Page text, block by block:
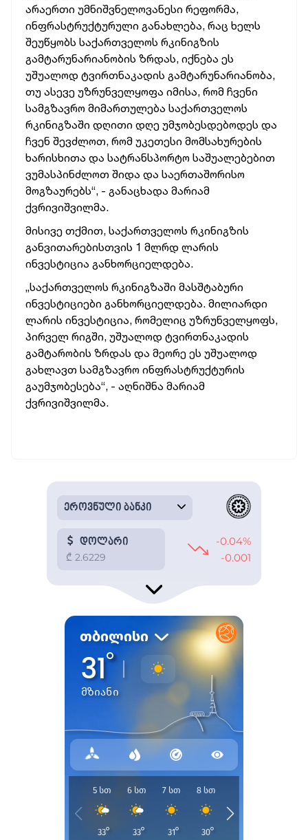
არაერთი უმნიშვნელოვანესი რეფორმა,
ინფრასტრუქტურული განახლება, რაც ხელს
შეუწყობს საქართველოს რკინიგზის
გამტარუნარიანობის ზრდას, იქნება ეს
უშუალოდ ტვირთნაკადის გამტარუნარიანობა,
თუ ასევე უზრუნველყოფა იმისა, რომ ჩვენი
სამგზავრო მიმართულება საქართველოს
რკინიგზაში დღითი დღე უმჯობესდებოდეს და
ჩვენ შევძლოთ, რომ უკეთესი მომსახურების
ხარისხითა და სატრანსპორტო საშუალებებით
ვუმასპინძლოთ შიდა და საერთაშორისო
მოგზაურებს“, - განაცხადა მარიამ
ქვრივიშვილმა.
მისივე თქმით, საქართველოს რკინიგზის
განვითარებისთვის 1 მლრდ ლარის
ინვესტიცია განხორციელდება.
„საქართველოს რკინიგზაში მასშტაბური
ინვესტიციები განხორციელდება. მილიარდი
ლარის ინვესტიცია, რომელიც უზრუნველყოფს,
პირველ რიგში, უშუალოდ ტვირთნაკადის
გამტარობის ზრდას და მეორე ეს უშუალოდ
გახლავთ სამგზავრო ინფრასტრუქტურის
გაუმჯობესება“, - აღნიშნა მარიამ
ქვრივიშვილმა.